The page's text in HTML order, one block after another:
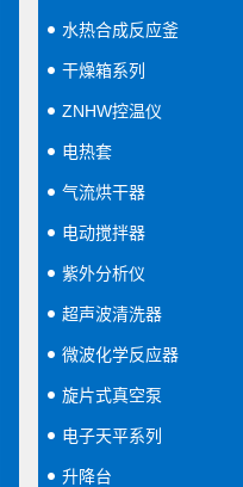
水热合成反应釜
干燥箱系列
ZNHW控温仪
电热套
气流烘干器
电动搅拌器
紫外分析仪
超声波清洗器
微波化学反应器
旋片式真空泵
电子天平系列
升降台